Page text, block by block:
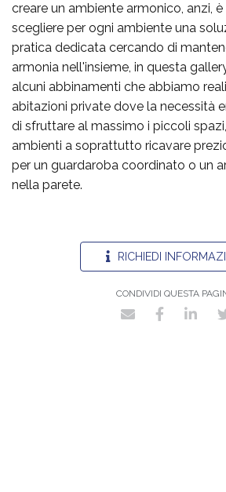
creare un ambiente armonico, anzi,
scegliere per ogni ambiente una
pratica dedicata cercando di
armonia nell'insieme, in questa
alcuni abbinamenti che abbiamo
abitazioni private dove la necessità
di sfruttare al massimo i piccoli
ambienti a soprattutto ricavare
per un guardaroba coordinato o un
nella parete.
RICHIEDI
CONDIVIDI QUESTA